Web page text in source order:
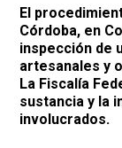
El
Córdoba, en
inspección de
artesanales y
La Fiscalía
sustancia y la
involucrados.